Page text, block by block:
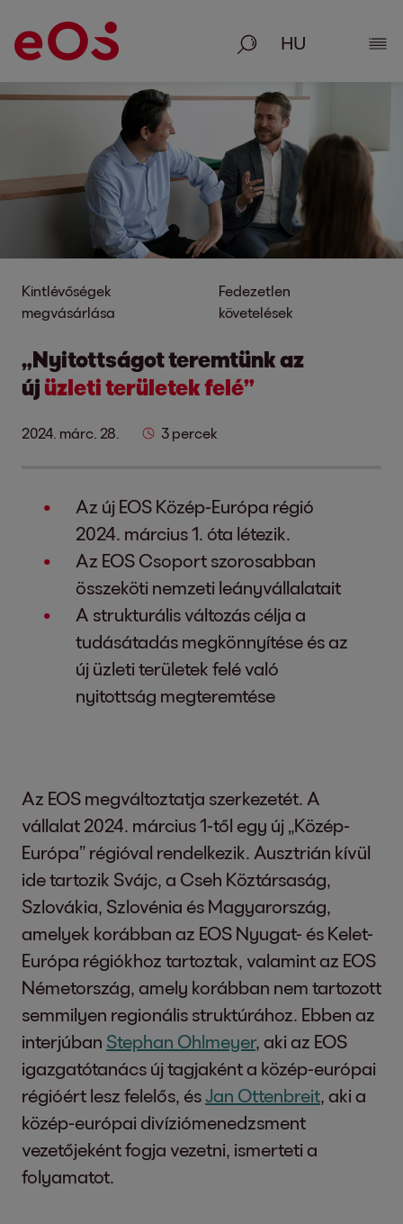
Keresés
Kintlévőségek
megvásárlása
Fedezetlen
követelések
„Nyitottságot teremtünk az
új üzleti területek felé”
2024. márc. 28. 3 percek
Az új EOS Közép-Európa régió
2024. március 1. óta létezik.
Az EOS Csoport szorosabban
összeköti nemzeti leányvállalatait
A strukturális változás célja a
tudásátadás megkönnyítése és az
új üzleti területek felé való
nyitottság megteremtése
Az EOS megváltoztatja szerkezetét. A
vállalat 2024. március 1-től egy új „Közép-
Európa” régióval rendelkezik. Ausztrián kívül
ide tartozik Svájc, a Cseh Köztársaság,
Szlovákia, Szlovénia és Magyarország,
amelyek korábban az EOS Nyugat- és Kelet-
Európa régiókhoz tartoztak, valamint az EOS
Németország, amely korábban nem tartozott
semmilyen regionális struktúrához. Ebben az
interjúban Stephan Ohlmeyer, aki az EOS
igazgatótanács új tagjaként a közép-európai
régióért lesz felelős, ésJan Ottenbreit, aki a
közép-európai divíziómenedzsment
vezetőjeként fogja vezetni, ismerteti a
folyamatot.